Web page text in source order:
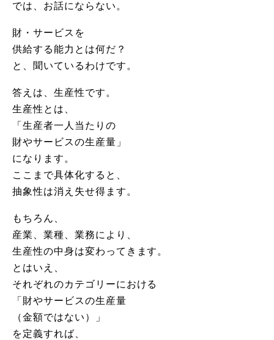
では、お話にならない。
財・サービスを
供給する能力とは何だ？
と、聞いているわけです。
答えは、生産性です。
生産性とは、
「生産者一人当たりの
財やサービスの生産量」
になります。
ここまで具体化すると、
抽象性は消え失せ得ます。
もちろん、
産業、業種、業務により、
生産性の中身は変わってきます。
とはいえ、
それぞれのカテゴリーにおける
「財やサービスの生産量
（金額ではない）」
を定義すれば、